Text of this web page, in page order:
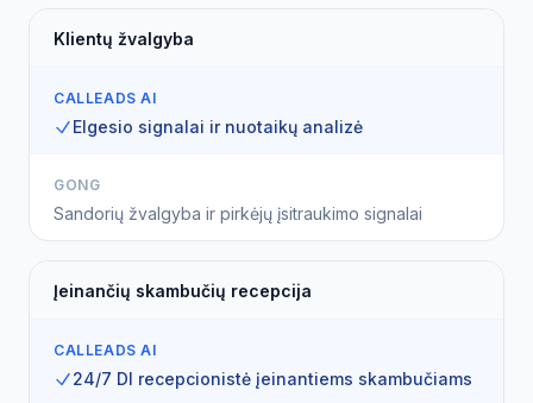
Klientų žvalgyba
CALLEADS AI
Elgesio signalai ir nuotaikų analizė
GONG
Sandorių žvalgyba ir pirkėjų įsitraukimo signalai
Įeinančių skambučių recepcija
CALLEADS AI
24/7 DI recepcionistė įeinantiems skambučiams